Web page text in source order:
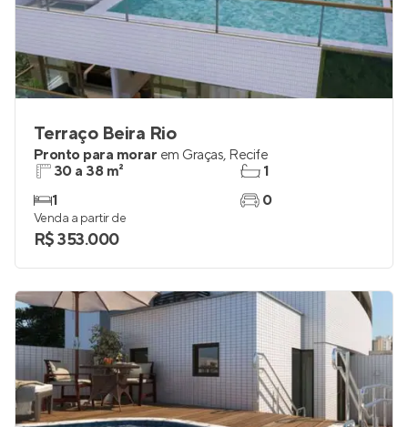
Terraço Beira Rio
Pronto para morar em Graças, Recife
30 a 38 m²
1
1
0
Venda a partir de
R$ 353.000